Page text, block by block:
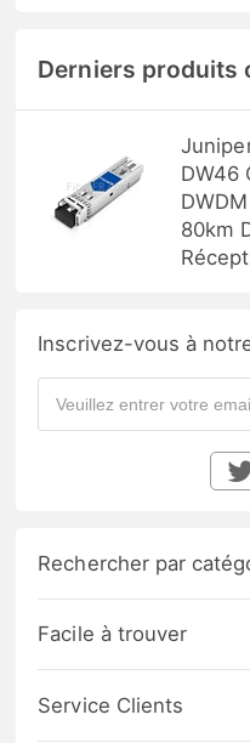
Derniers produits
DW46
80km
Inscrivez-vous à
Rechercher par
Facile à trouver
Service Clients